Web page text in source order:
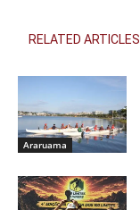
RELATED ARTICLES
Araruama